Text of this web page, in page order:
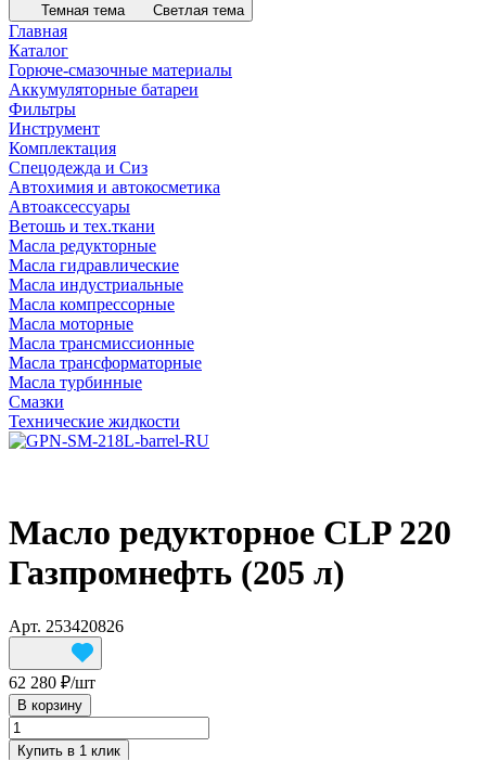
Темная тема Светлая тема
Главная
Каталог
Горюче-смазочные материалы
Аккумуляторные батареи
Фильтры
Инструмент
Комплектация
Спецодежда и Сиз
Автохимия и автокосметика
Автоаксессуары
Ветошь и тех.ткани
Масла редукторные
Масла гидравлические
Масла индустриальные
Масла компрессорные
Масла моторные
Масла трансмиссионные
Масла трансформаторные
Масла турбинные
Смазки
Технические жидкости
Масло редукторное CLP 220
Газпромнефть (205 л)
Арт. 253420826
62 280 ₽/шт
В корзину
Купить в 1 клик